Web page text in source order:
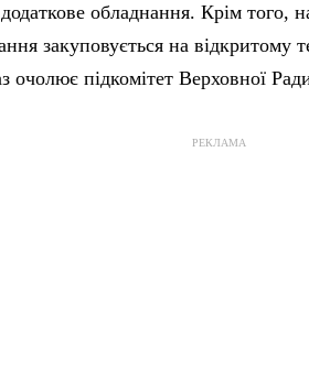
обладнання. Крім того,
закуповується на
очолює підкомітет Верховної
РЕКЛАМА